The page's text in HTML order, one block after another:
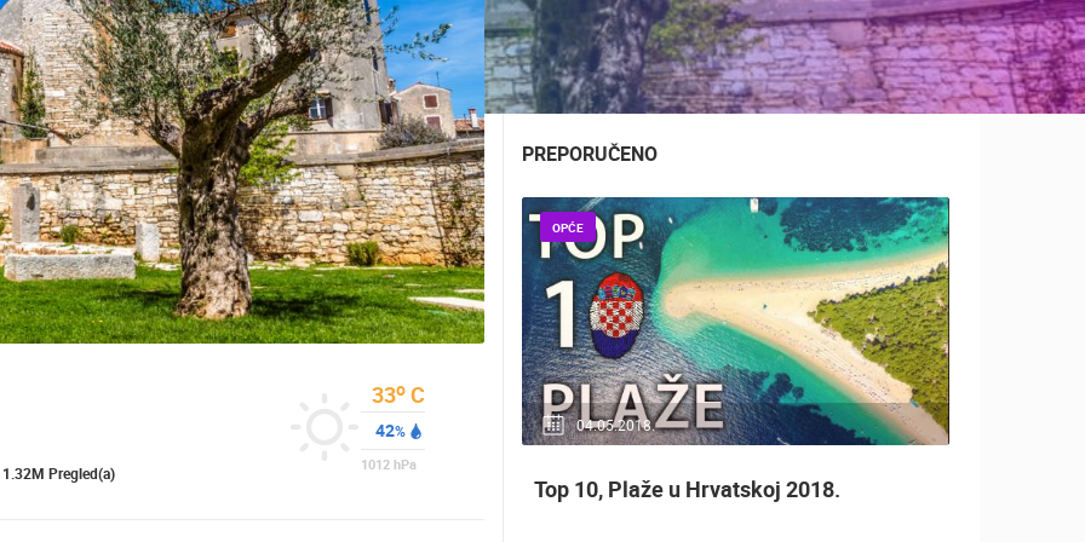
1.32M Pregled(a)
33o C
42%
1012 hPa
PREPORUČENO
04.05.2018.
OPĆE
Top 10, Plaže u Hrvatskoj 2018.